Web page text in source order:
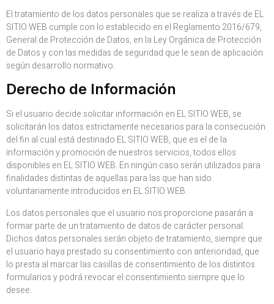
El tratamiento de los datos personales que se realiza a través de EL
SITIO WEB cumple con lo establecido en el Reglamento 2016/679,
General de Protección de Datos, en la Ley Orgánica de Protección
de Datos y con las medidas de seguridad que le sean de aplicación
según desarrollo normativo.
Derecho de Información
Si el usuario decide solicitar información en EL SITIO WEB, se
solicitarán los datos estrictamente necesarios para la consecución
del fin al cual está destinado EL SITIO WEB, que es el de la
información y promoción de nuestros servicios, todos ellos
disponibles en EL SITIO WEB. En ningún caso serán utilizados para
finalidades distintas de aquellas para las que han sido
voluntariamente introducidos en EL SITIO WEB.
Los datos personales que el usuario nos proporcione pasarán a
formar parte de un tratamiento de datos de carácter personal.
Dichos datos personales serán objeto de tratamiento, siempre que
el usuario haya prestado su consentimiento con anterioridad, que
lo presta al marcar las casillas de consentimiento de los distintos
formularios y podrá revocar el consentimiento siempre que lo
desee.